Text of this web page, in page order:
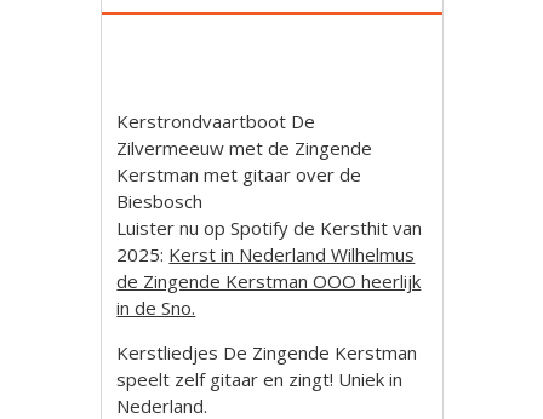
Kerstrondvaartboot De
Zilvermeeuw met de Zingende
Kerstman met gitaar over de
Biesbosch
Luister nu op Spotify de Kersthit van
2025: Kerst in Nederland Wilhelmus
de Zingende Kerstman OOO heerlijk
in de Sno.
Kerstliedjes De Zingende Kerstman
speelt zelf gitaar en zingt! Uniek in
Nederland.